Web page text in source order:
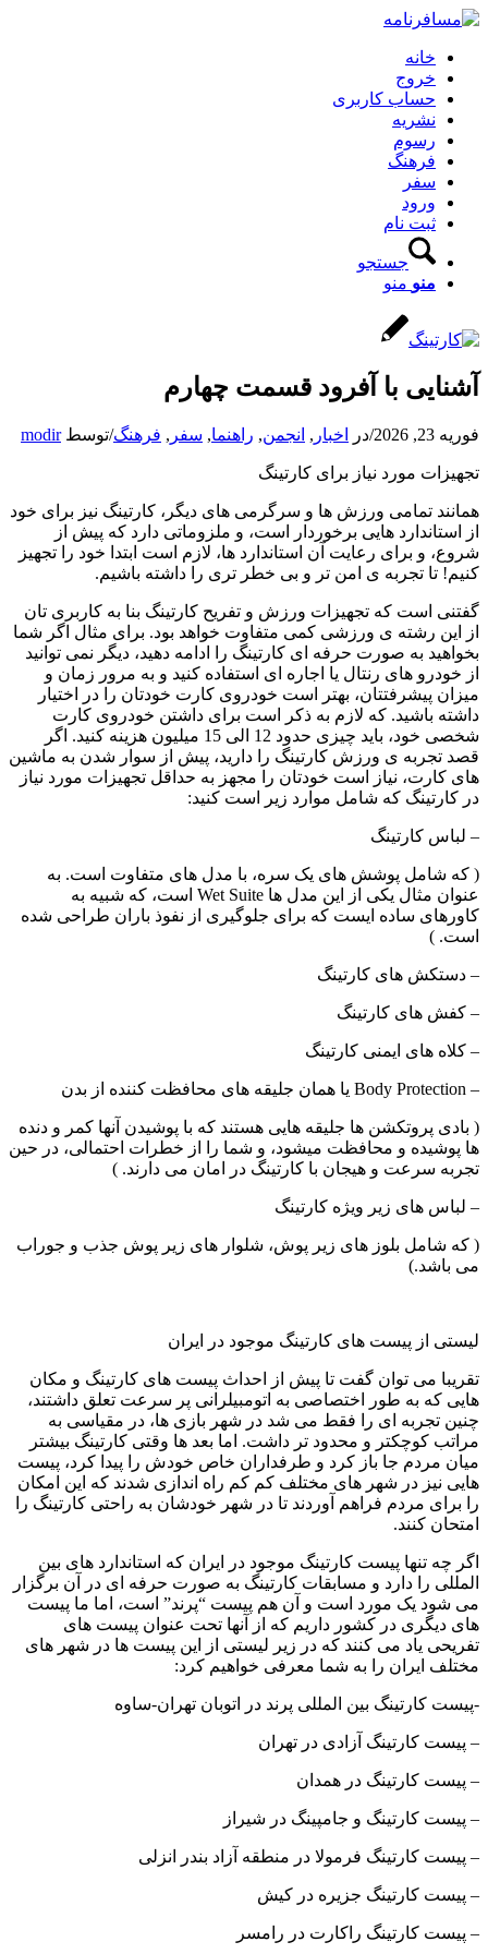
خانه
خروج
حساب کاربری
نشریه
رسوم
فرهنگ
سفر
ورود
ثبت نام
جستجو
منو منو
آشنایی با آفرود قسمت چهارم
فوریه 23, 2026 /در اخبار , انجمن, راهنما, سفر , فرهنگ/توسطmodir
تجهیزات مورد نیاز برای کارتینگ
همانند تمامی ورزش ها و سرگرمی های دیگر، کارتینگ نیز برای خود
از استاندارد هایی برخوردار است، و ملزوماتی دارد که پیش از
شروع، و برای رعایت آن استاندارد ها، لازم است ابتدا خود را تجهیز
کنیم! تا تجربه ی امن تر و بی خطر تری را داشته باشیم.
گفتنی است که تجهیزات ورزش و تفریح کارتینگ بنا به کاربری تان
از این رشته ی ورزشی کمی متفاوت خواهد بود. برای مثال اگر شما
بخواهید به صورت حرفه ای کارتینگ را ادامه دهید، دیگر نمی توانید
از خودرو های رنتال یا اجاره ای استفاده کنید و به مرور زمان و
میزان پیشرفتتان، بهتر است خودروی کارت خودتان را در اختیار
داشته باشید. که لازم به ذکر است برای داشتن خودروی کارت
شخصی خود، باید چیزی حدود 12 الی 15 میلیون هزینه کنید. اگر
قصد تجربه ی ورزش کارتینگ را دارید، پیش از سوار شدن به ماشین
های کارت، نیاز است خودتان را مجهز به حداقل تجهیزات مورد نیاز
در کارتینگ که شامل موارد زیر است کنید:
– لباس کارتینگ
( که شامل پوشش های یک سره، با مدل های متفاوت است. به
عنوان مثال یکی از این مدل ها Wet Suite است، که شبیه به
کاورهای ساده ایست که برای جلوگیری از نفوذ باران طراحی شده
است. )
– دستکش های کارتینگ
– کفش های کارتینگ
– کلاه های ایمنی کارتینگ
– Body Protection یا همان جلیقه های محافظت کننده از بدن
( بادی پروتکشن ها جلیقه هایی هستند که با پوشیدن آنها کمر و دنده
ها پوشیده و محافظت میشود، و شما را از خطرات احتمالی، در حین
تجربه سرعت و هیجان با کارتینگ در امان می دارند. )
– لباس های زیر ویژه کارتینگ
( که شامل بلوز های زیر پوش، شلوار های زیر پوش جذب و جوراب
می باشد.)
لیستی از پیست های کارتینگ موجود در ایران
تقریبا می توان گفت تا پیش از احداث پیست های کارتینگ و مکان
هایی که به طور اختصاصی به اتومبیلرانی پر سرعت تعلق داشتند،
چنین تجربه ای را فقط می شد در شهر بازی ها، در مقیاسی به
مراتب کوچکتر و محدود تر داشت. اما بعد ها وقتی کارتینگ بیشتر
میان مردم جا باز کرد و طرفداران خاص خودش را پیدا کرد، پیست
هایی نیز در شهر های مختلف کم کم راه اندازی شدند که این امکان
را برای مردم فراهم آوردند تا در شهر خودشان به راحتی کارتینگ را
امتحان کنند.
اگر چه تنها پیست کارتینگ موجود در ایران که استاندارد های بین
المللی را دارد و مسابقات کارتینگ به صورت حرفه ای در آن برگزار
می شود یک مورد است و آن هم پیست “پرند” است، اما ما پیست
های دیگری در کشور داریم که از آنها تحت عنوان پیست های
تفریحی یاد می کنند که در زیر لیستی از این پیست ها در شهر های
مختلف ایران را به شما معرفی خواهیم کرد:
-پیست کارتینگ بین المللی پرند در اتوبان تهران-ساوه
– پیست کارتینگ آزادی در تهران
– پیست کارتینگ در همدان
– پیست کارتینگ و جامپینگ در شیراز
– پیست کارتینگ فرمولا در منطقه آزاد بندر انزلی
– پیست کارتینگ جزیره در کیش
– پیست کارتینگ راکارت در رامسر